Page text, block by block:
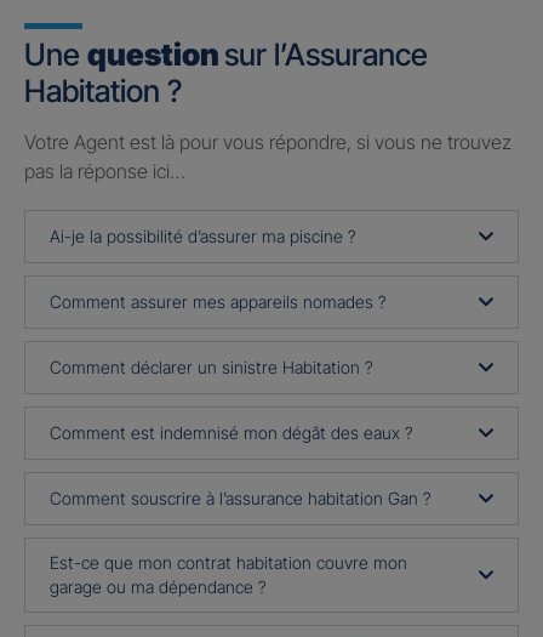
Une question sur l’Assurance
Habitation ?
Votre Agent est là pour vous répondre, si vous ne trouvez
pas la réponse ici…
Ai-je la possibilité d’assurer ma piscine ?
Comment assurer mes appareils nomades ?
Comment déclarer un sinistre Habitation ?
Comment est indemnisé mon dégât des eaux ?
Comment souscrire à l’assurance habitation Gan ?
Est-ce que mon contrat habitation couvre mon
garage ou ma dépendance ?